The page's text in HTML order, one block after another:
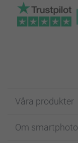
Våra produkter
Fotokort
Om smartphoto